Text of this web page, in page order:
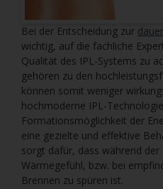
Bei der Entscheidung zur
wichtig, auf die fachliche
Qualität des IPL-Systems zu
gehören zu den
können somit weniger
hochmoderne IPL-
Formationsmöglichkeit der
eine gezielte und effektive
sorgt dafür, dass während der
Wärmegefühl, bzw. bei
Brennen zu spüren ist.